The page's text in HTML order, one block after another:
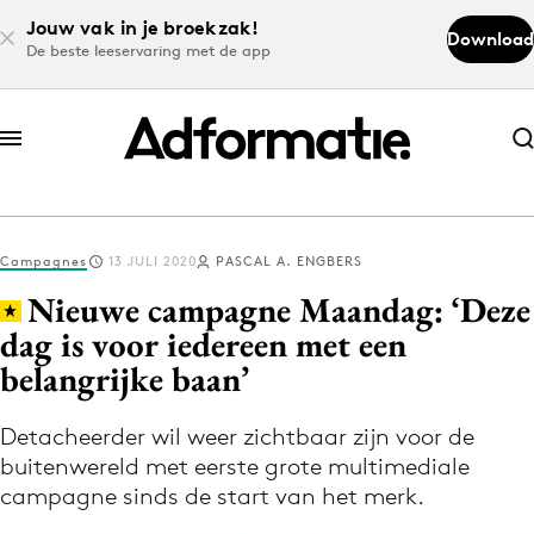
Jouw vak in je broekzak!
De beste leeservaring met de app
Download
Abonneer nu
Abonneer nu
Log in
Download de app
Volg het laatste nieuws via de Adformatie
Nieuws app
Campagnes 13 JULI 2020 PASCAL A. ENGBERS
Nieuwe campagne Maandag: ‘Deze
dag is voor iedereen met een
belangrijke baan’
Detacheerder wil weer zichtbaar zijn voor de
buitenwereld met eerste grote multimediale
campagne sinds de start van het merk.